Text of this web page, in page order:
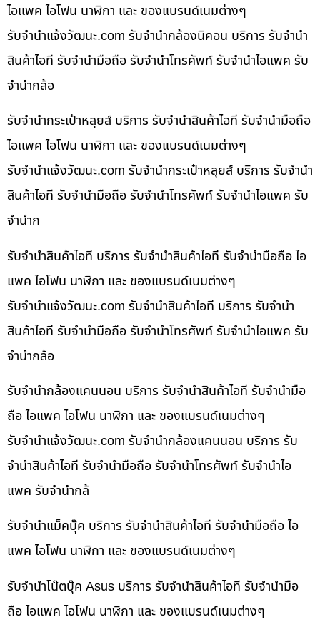
ไอแพค ไอโฟน นาฬิกา และ ของแบรนด์เนมต่างๆ
รับจํานําแจ้งวัฒนะ.com รับจำนำกล้องนิคอน บริการ รับจำนำ
สินค้าไอที รับจำนำมือถือ รับจำนำโทรศัพท์ รับจำนำไอแพค รับ
จำนำกล้อ
รับจำนำกระเป๋าหลุยส์ บริการ รับจำนำสินค้าไอที รับจำนำมือถือ
ไอแพค ไอโฟน นาฬิกา และ ของแบรนด์เนมต่างๆ
รับจํานําแจ้งวัฒนะ.com รับจำนำกระเป๋าหลุยส์ บริการ รับจำนำ
สินค้าไอที รับจำนำมือถือ รับจำนำโทรศัพท์ รับจำนำไอแพค รับ
จำนำก
รับจำนำสินค้าไอที บริการ รับจำนำสินค้าไอที รับจำนำมือถือ ไอ
แพค ไอโฟน นาฬิกา และ ของแบรนด์เนมต่างๆ
รับจํานําแจ้งวัฒนะ.com รับจำนำสินค้าไอที บริการ รับจำนำ
สินค้าไอที รับจำนำมือถือ รับจำนำโทรศัพท์ รับจำนำไอแพค รับ
จำนำกล้อ
รับจำนำกล้องแคนนอน บริการ รับจำนำสินค้าไอที รับจำนำมือ
ถือ ไอแพค ไอโฟน นาฬิกา และ ของแบรนด์เนมต่างๆ
รับจํานําแจ้งวัฒนะ.com รับจำนำกล้องแคนนอน บริการ รับ
จำนำสินค้าไอที รับจำนำมือถือ รับจำนำโทรศัพท์ รับจำนำไอ
แพค รับจำนำกล้
รับจำนำแม็คบุ๊ค บริการ รับจำนำสินค้าไอที รับจำนำมือถือ ไอ
แพค ไอโฟน นาฬิกา และ ของแบรนด์เนมต่างๆ
รับจำนำโน๊ตบุ๊ค Asus บริการ รับจำนำสินค้าไอที รับจำนำมือ
ถือ ไอแพค ไอโฟน นาฬิกา และ ของแบรนด์เนมต่างๆ